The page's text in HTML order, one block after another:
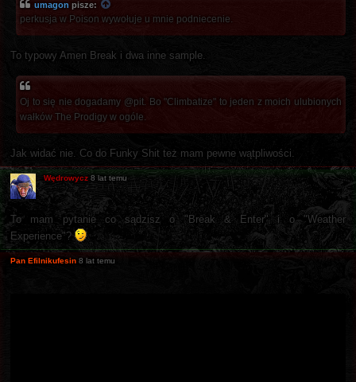
umagon pisze:
perkusja w Poison wywołuje u mnie podniecenie.
To typowy Amen Break i dwa inne sample.
Oj to się nie dogadamy @pit. Bo "Climbatize" to jeden z moich ulubionych
wałków The Prodigy w ogóle.
Jak widać nie. Co do Funky Shit też mam pewne wątpliwości.
Wędrowycz 8 lat temu
To mam pytanie co sądzisz o "Break & Enter" i o "Weather
Experience"?
Pan Efilnikufesin 8 lat temu